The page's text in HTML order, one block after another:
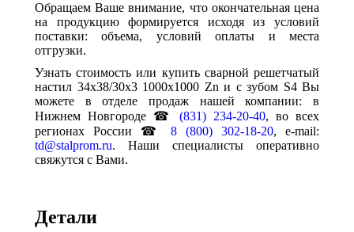
Обращаем Ваше внимание, что окончательная цена
на продукцию формируется исходя из условий
поставки: объема, условий оплаты и места
отгрузки.
Узнать стоимость или купить сварной решетчатый
настил 34х38/30х3 1000х1000 Zn и с зубом S4 Вы
можете в отделе продаж нашей компании: в
Нижнем Новгороде ☎(831) 234-20-40, во всех
регионах России ☎ 8 (800) 302-18-20, e-mail:
td@stalprom.ru. Наши специалисты оперативно
свяжутся с Вами.
Детали